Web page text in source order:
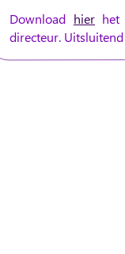
Download hier het
directeur.